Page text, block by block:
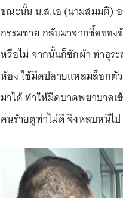
ขณะนั้น น.ส.เอ (นามสมมติ)
กรรมชาย กลับมาจากซื้อขอ
หรือไม่ จากนั้นก็ซักผ้า ทำธุร
ห้อง ใช้มีดปลายแหลมล็อกตั
มาได้ ทำให้มีดบาดพยาบาลเ
คนร้ายดูท่าไม่ดี จึงหลบหนีไ